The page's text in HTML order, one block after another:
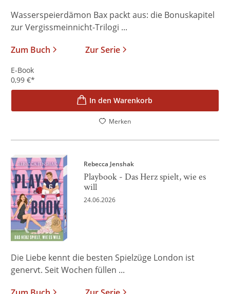
Wasserspeierdämon Bax packt aus: die Bonuskapitel
zur Vergissmeinnicht-Trilogi ...
Zum Buch
Zur Serie
E-Book
0,99 €*
In den Warenkorb
Merken
Rebecca Jenshak
Playbook - Das Herz spielt, wie es
will
24.06.2026
Die Liebe kennt die besten Spielzüge London ist
genervt. Seit Wochen füllen ...